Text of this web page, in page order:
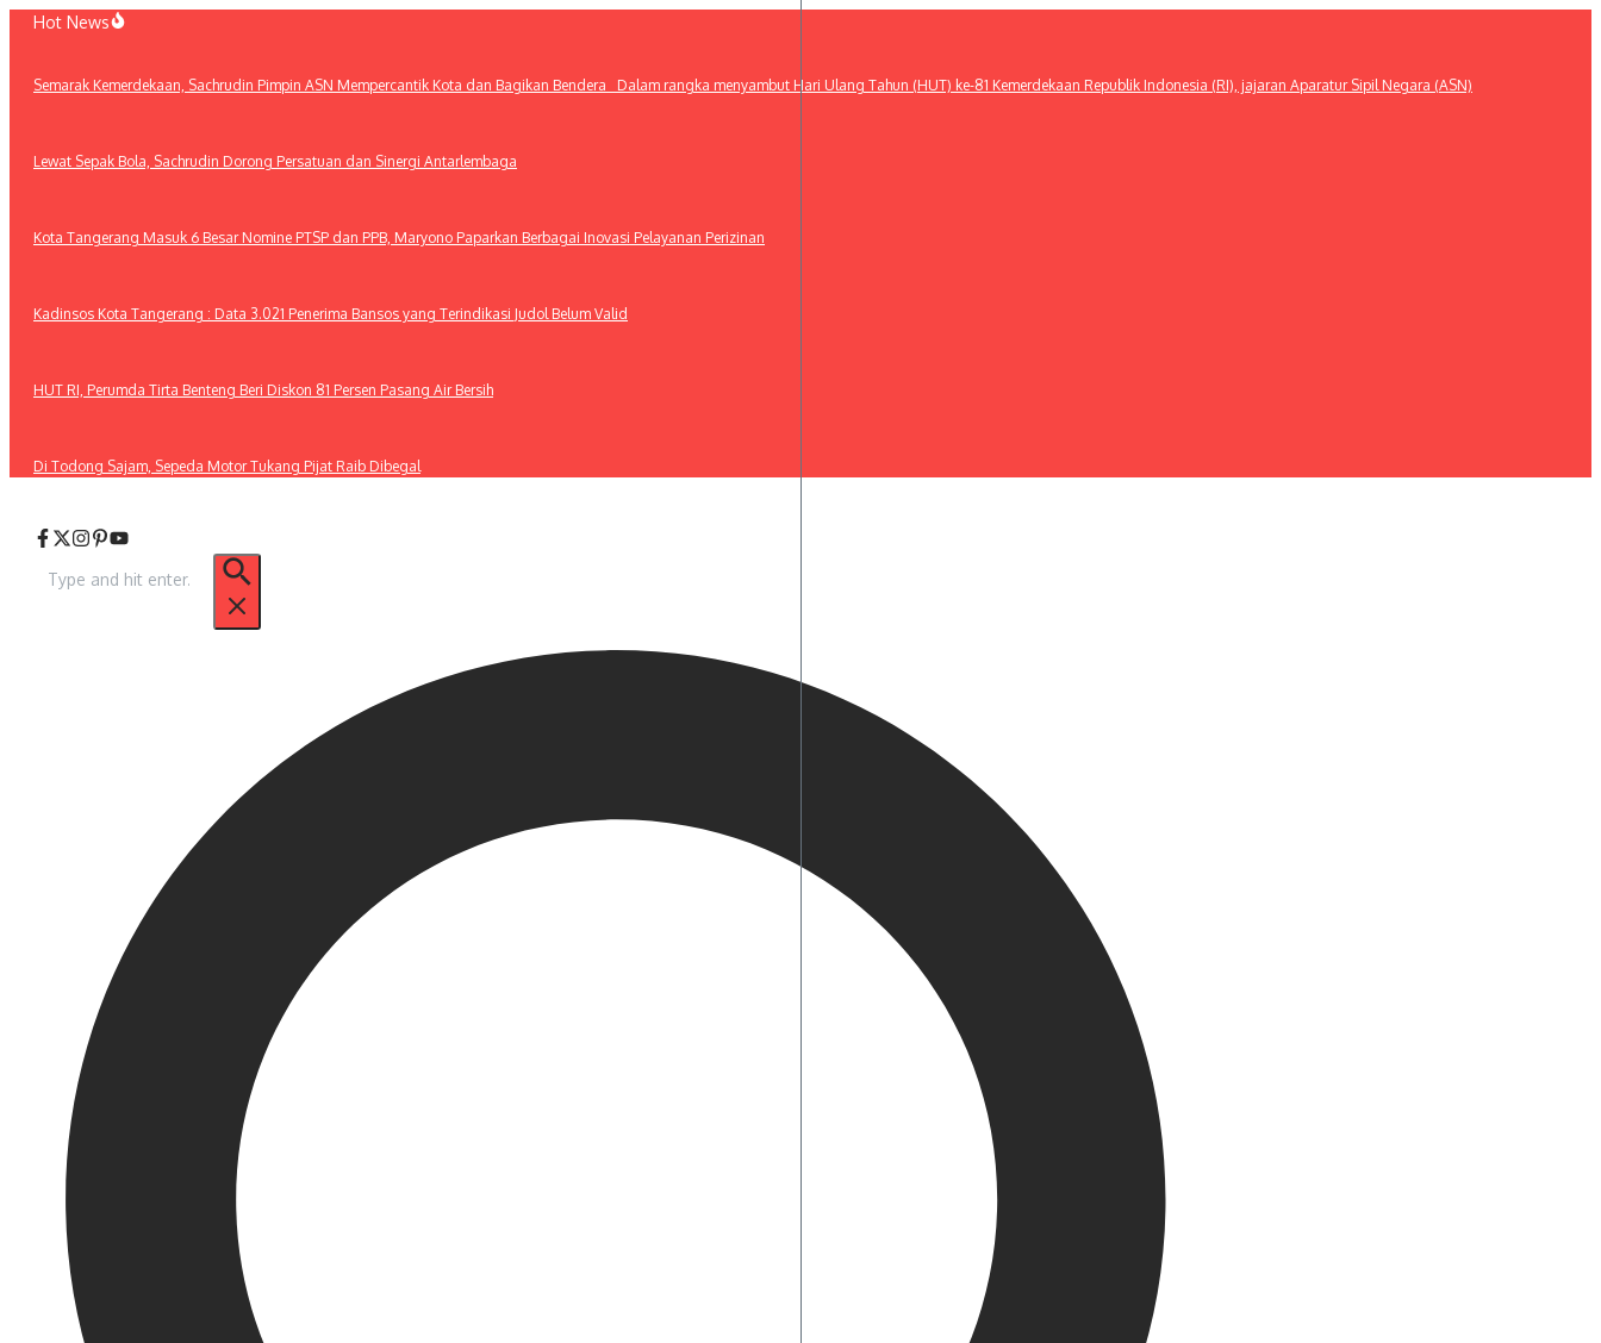
Lewati
Hot News
Semarak Kemerdekaan, Sachrudin Pimpin ASN Mempercantik Kota dan Bagikan Bendera Dalam rangka menyambut Hari Ulang Tahun (HUT) ke-81 Kemerdekaan Republik Indonesia (RI), jajaran Aparatur Sipil Negara (ASN)
Lewat Sepak Bola, Sachrudin Dorong Persatuan dan Sinergi Antarlembaga
Kota Tangerang Masuk 6 Besar Nomine PTSP dan PPB, Maryono Paparkan Berbagai Inovasi Pelayanan Perizinan
Kadinsos Kota Tangerang : Data 3.021 Penerima Bansos yang Terindikasi Judol Belum Valid
HUT RI, Perumda Tirta Benteng Beri Diskon 81 Persen Pasang Air Bersih
Di Todong Sajam, Sepeda Motor Tukang Pijat Raib Dibegal
untuk: